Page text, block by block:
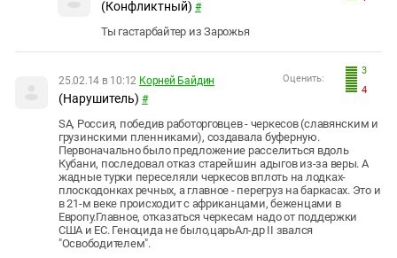
(Конфликтный) #
Ты гастарбайтер из Зарожья
3
4
Оценить:
25.02.14 в 10:12 Корней Байдин
(Нарушитель) #
SA, Россия, победив работорговцев - черкесов (славянским и
грузинскими пленниками), создавала буферную.
Первоначально было предложение расселиться вдоль
Кубани, последовал отказ старейшин адыгов из-за веры. А
жадные турки переселяли черкесов вплоть на лодках-
плоскодонках речных, а главное - перегруз на баркасах. Это и
в 21-м веке происходит с африканцами, беженцами в
Европу.Главное, отказаться черкесам надо от поддержки
США и ЕС. Геноцида не было,царьАл-др II звался
"Освободителем".